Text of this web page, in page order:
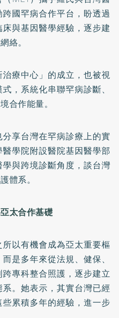
國罕病合作平台，盼透過
與基因醫學經驗，逐步建
絡。
療中心」的成立，也被視
，系統化串聯罕病診斷、
合作能量。
享台灣在罕病診療上的實
學院附設醫院基因醫學部
與跨境診斷角度，談台灣
體系。
太合作基礎
以有機會成為亞太重要樞
是多年來從法規、健保、
專科整合照護，逐步建立
。她表示，其實台灣已經
累積多年的經驗，進一步